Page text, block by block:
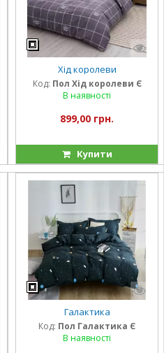
Хід королеви
Код: Пол Хід королеви Є
В наявності
899,00 грн.
Купити
Галактика
Код: Пол Галактика Є
В наявності